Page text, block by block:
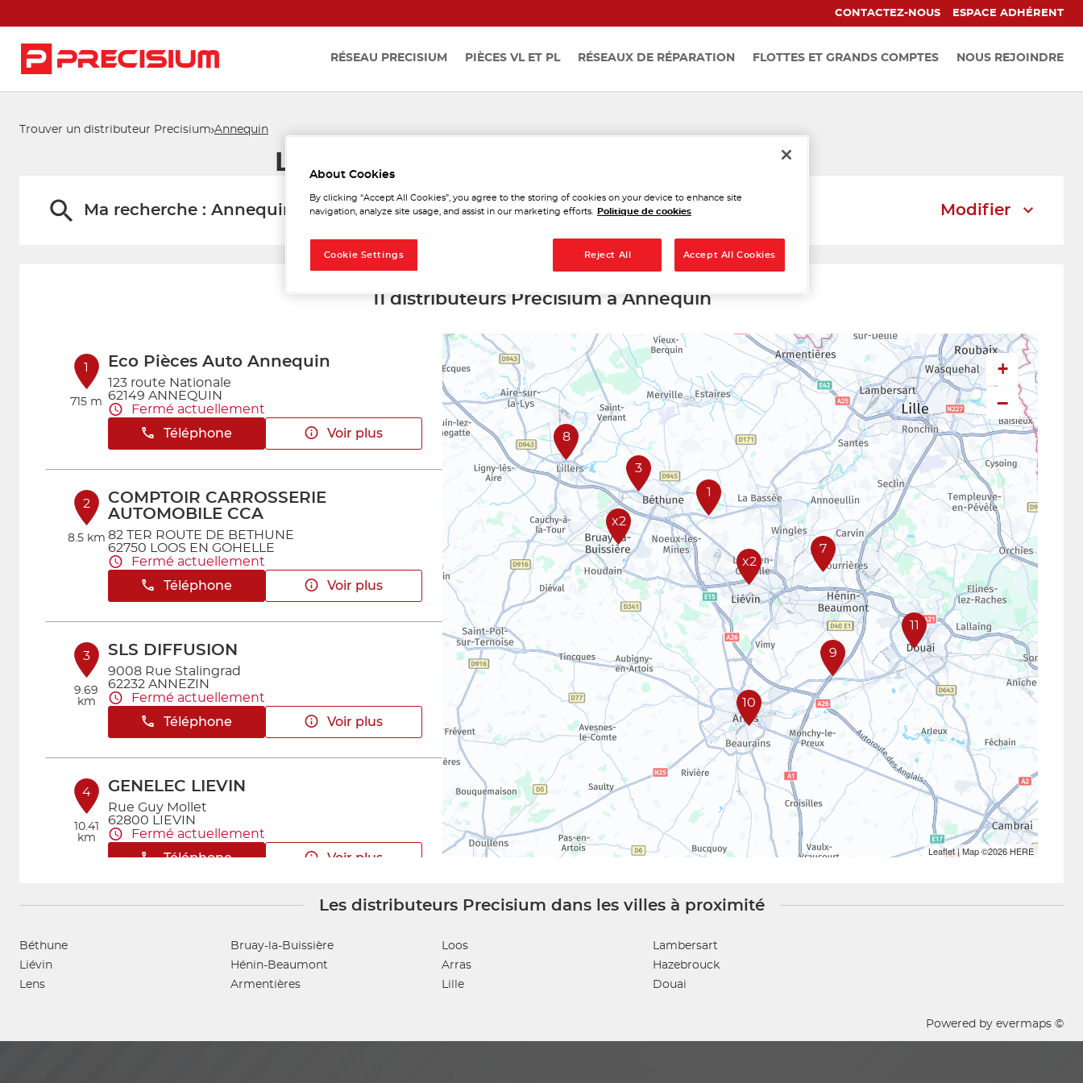
CONTACTEZ-NOUS ESPACE ADHÉRENT
RÉSEAU PRECISIUM PIÈCES VL ET PL RÉSEAUX DE RÉPARATION FLOTTES ET GRANDS COMPTES NOUS REJOINDRE
Trouver un distributeur Precisium Annequin
Les distributeurs Precisium à Annequin
Ma recherche : Annequin Modifier
11 distributeurs Precisium à Annequin
1
715 m
Eco Pièces Auto Annequin
123 route Nationale
62149 ANNEQUIN
Fermé actuellement
Téléphone
Voir plus
2
8.5 km
COMPTOIR CARROSSERIE
AUTOMOBILE CCA
82 TER ROUTE DE BETHUNE
62750 LOOS EN GOHELLE
Fermé actuellement
Téléphone
Voir plus
3
9.69
km
SLS DIFFUSION
9008 Rue Stalingrad
62232 ANNEZIN
Fermé actuellement
Téléphone
Voir plus
4
10.41
km
GENELEC LIEVIN
Rue Guy Mollet
62800 LIEVIN
Fermé actuellement
Téléphone
Voir plus
138 Avenue de la Liberation
62700 BRUAY LA BUISSIERE
Fermé actuellement
8
11
10
9
7
1
3
x2
x2
+
−
Leaflet| Map ©2026HERE
Les distributeurs Precisium dans les villes à proximité
Béthune
Liévin
Lens
Bruay-la-Buissière
Hénin-Beaumont
Armentières
Loos
Arras
Lille
Lambersart
Hazebrouck
Douai
Powered by evermaps ©
About Cookies
By clicking “Accept All Cookies”, you agree to the storing of cookies on your device to enhance site
navigation, analyze site usage, and assist in our marketing efforts.
Politique de cookies
Reject All Accept All Cookies
Cookie Settings